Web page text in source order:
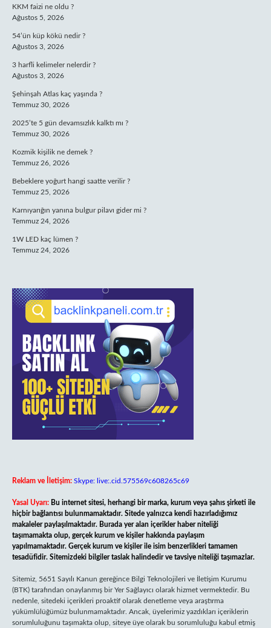
KKM faizi ne oldu ?
Ağustos 5, 2026
54’ün küp kökü nedir ?
Ağustos 3, 2026
3 harfli kelimeler nelerdir ?
Ağustos 3, 2026
Şehinşah Atlas kaç yaşında ?
Temmuz 30, 2026
2025’te 5 gün devamsızlık kalktı mı ?
Temmuz 30, 2026
Kozmik kişilik ne demek ?
Temmuz 26, 2026
Bebeklere yoğurt hangi saatte verilir ?
Temmuz 25, 2026
Karnıyarığın yanına bulgur pilavı gider mi ?
Temmuz 24, 2026
1W LED kaç lümen ?
Temmuz 24, 2026
Reklam ve İletişim: Skype: live:.cid.575569c608265c69
Yasal Uyarı: Bu internet sitesi, herhangi bir marka, kurum veya şahıs şirketi ile
hiçbir bağlantısı bulunmamaktadır. Sitede yalnızca kendi hazırladığımız
makaleler paylaşılmaktadır. Burada yer alan içerikler haber niteliği
taşımamakta olup, gerçek kurum ve kişiler hakkında paylaşım
yapılmamaktadır. Gerçek kurum ve kişiler ile isim benzerlikleri tamamen
tesadüfidir. Sitemizdeki bilgiler taslak halindedir ve tavsiye niteliği taşımazlar.
Sitemiz, 5651 Sayılı Kanun gereğince Bilgi Teknolojileri ve İletişim Kurumu
(BTK) tarafından onaylanmış bir Yer Sağlayıcı olarak hizmet vermektedir. Bu
nedenle, sitedeki içerikleri proaktif olarak denetleme veya araştırma
yükümlülüğümüz bulunmamaktadır. Ancak, üyelerimiz yazdıkları içeriklerin
sorumluluğunu taşımakta olup, siteye üye olarak bu sorumluluğu kabul etmiş